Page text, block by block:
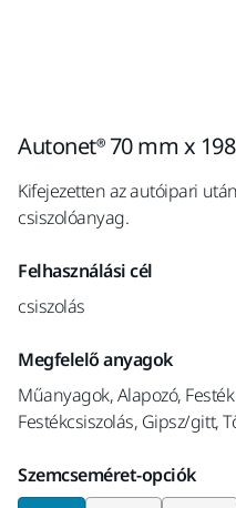
Autonet® 70 mm x
Kifejezetten az autóipari
csiszolóanyag.
Felhasználási cél
csiszolás
Megfelelő anyagok
Műanyagok, Alapozó,
Festékcsiszolás, Gipsz/gitt,
Szemcseméret-opciók